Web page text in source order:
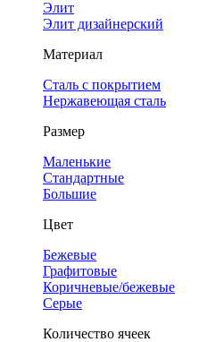
Элит
Элит дизайнерский
Материал
Сталь с покрытием
Нержавеющая сталь
Размер
Маленькие
Стандартные
Большие
Цвет
Бежевые
Графитовые
Коричневые/бежевые
Серые
Количество ячеек